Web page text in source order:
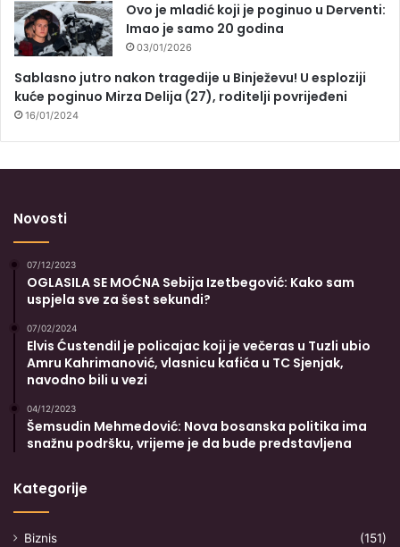
Ovo je mladić koji je poginuo u Derventi:
Imao je samo 20 godina
03/01/2026
Sablasno jutro nakon tragedije u Binježevu! U esploziji
kuće poginuo Mirza Delija (27), roditelji povrijeđeni
16/01/2024
Novosti
07/12/2023
OGLASILA SE MOĆNA Sebija Izetbegović: Kako sam
uspjela sve za šest sekundi?
07/02/2024
Elvis Ćustendil je policajac koji je večeras u Tuzli ubio
Amru Kahrimanović, vlasnicu kafića u TC Sjenjak,
navodno bili u vezi
04/12/2023
Šemsudin Mehmedović: Nova bosanska politika ima
snažnu podršku, vrijeme je da bude predstavljena
Kategorije
Biznis
(151)